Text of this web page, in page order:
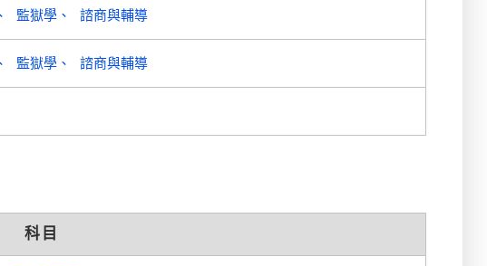
監獄學 諮商與輔導
監獄學 諮商與輔導
科目